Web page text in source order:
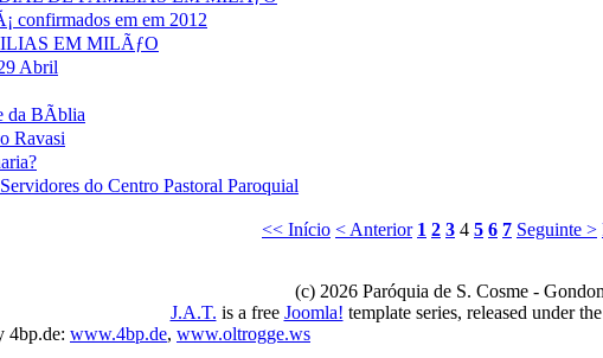
em em 2012
EM MILÃƒO
Abril
da BÃ­blia
Ravasi
do Centro Pastoral Paroquial
<< Início < Anterior 1 2 3 4 5 6 7 Seguinte >
(c) 2026 Paróquia de S. Cosme -
J.A.T. is a free Joomla! template series, released under
4bp.de: www.4bp.de, www.oltrogge.ws